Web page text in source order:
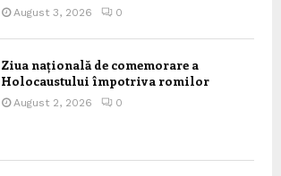
August 3, 2026 0
Ziua națională de comemorare a
Holocaustului împotriva romilor
August 2, 2026 0